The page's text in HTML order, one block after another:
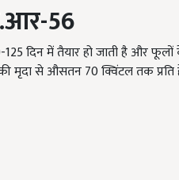
56
125 दिन में तैयार हो जाती है और
की मृदा से औसतन 70 क्विंटल तक